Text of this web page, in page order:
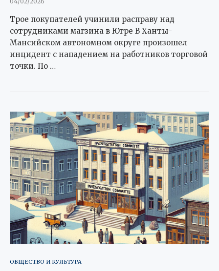
Трое покупателей учинили расправу над
сотрудниками магзина в Югре В Ханты-
Мансийском автономном округе произошел
инцидент с нападением на работников торговой
точки. По …
ОБЩЕСТВО И КУЛЬТУРА